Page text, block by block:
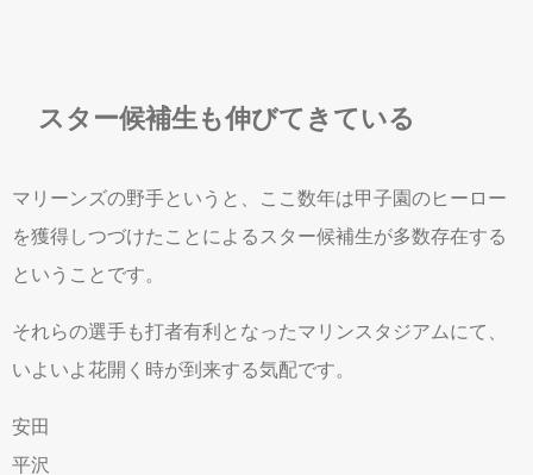
スター候補生も伸びてきている
マリーンズの野手というと、ここ数年は甲子園のヒーロー
を獲得しつづけたことによるスター候補生が多数存在する
ということです。
それらの選手も打者有利となったマリンスタジアムにて、
いよいよ花開く時が到来する気配です。
安田
平沢